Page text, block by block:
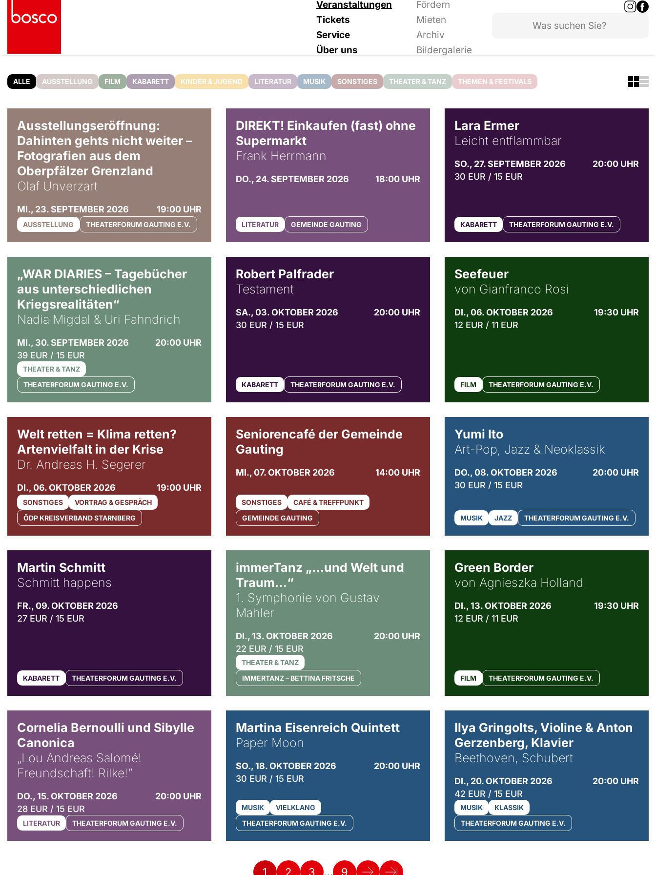
Veranstaltungen
Fördern
Tickets
Mieten
Service
Archiv
Über uns
Bildergalerie
ALLE AUSSTELLUNG FILM KABARETT KINDER & JUGEND LITERATUR MUSIK SONSTIGES THEATER & TANZ THEMEN & FESTIVALS
Ausstellungseröffnung:
Dahinten gehts nicht weiter –
Fotografien aus dem
Oberpfälzer Grenzland
Olaf Unverzart
MI., 23. SEPTEMBER 2026 19:00 UHR
AUSSTELLUNG THEATERFORUM GAUTING E.V.
DIREKT! Einkaufen (fast) ohne
Supermarkt
Frank Herrmann
DO., 24. SEPTEMBER 2026 18:00 UHR
LITERATUR GEMEINDE GAUTING
Lara Ermer
Leicht entflammbar
SO., 27. SEPTEMBER 2026
20:00 UHR
30 EUR / 15 EUR
KABARETT THEATERFORUM GAUTING E.V.
„WAR DIARIES – Tagebücher
aus unterschiedlichen
Kriegsrealitäten“
Nadia Migdal & Uri Fahndrich
MI., 30. SEPTEMBER 2026
20:00 UHR
39 EUR / 15 EUR
THEATER & TANZ
THEATERFORUM GAUTING E.V.
Robert Palfrader
Testament
SA., 03. OKTOBER 2026
20:00 UHR
30 EUR / 15 EUR
KABARETT THEATERFORUM GAUTING E.V.
Seefeuer
von Gianfranco Rosi
DI., 06. OKTOBER 2026
19:30 UHR
12 EUR / 11 EUR
FILM THEATERFORUM GAUTING E.V.
Welt retten = Klima retten?
Artenvielfalt in der Krise
Dr. Andreas H. Segerer
DI., 06. OKTOBER 2026 19:00 UHR
SONSTIGES
VORTRAG & GESPRÄCH
ÖDP KREISVERBAND STARNBERG
Seniorencafé der Gemeinde
Gauting
MI., 07. OKTOBER 2026 14:00 UHR
SONSTIGES
CAFÉ & TREFFPUNKT
GEMEINDE GAUTING
Yumi Ito
Art-Pop, Jazz & Neoklassik
DO., 08. OKTOBER 2026
20:00 UHR
30 EUR / 15 EUR
MUSIK JAZZ THEATERFORUM GAUTING E.V.
Martin Schmitt
Schmitt happens
FR., 09. OKTOBER 2026
27 EUR / 15 EUR
KABARETT THEATERFORUM GAUTING E.V.
immerTanz „…und Welt und
Traum…“
1. Symphonie von Gustav
Mahler
DI., 13. OKTOBER 2026
20:00 UHR
22 EUR / 15 EUR
THEATER & TANZ
IMMERTANZ – BETTINA FRITSCHE
Green Border
von Agnieszka Holland
DI., 13. OKTOBER 2026
19:30 UHR
12 EUR / 11 EUR
FILM THEATERFORUM GAUTING E.V.
Cornelia Bernoulli und Sibylle
Canonica
„Lou Andreas Salomé!
Freundschaft! Rilke!“
DO., 15. OKTOBER 2026
20:00 UHR
28 EUR / 15 EUR
LITERATUR THEATERFORUM GAUTING E.V.
Martina Eisenreich Quintett
Paper Moon
SO., 18. OKTOBER 2026
20:00 UHR
30 EUR / 15 EUR
MUSIK
VIELKLANG
THEATERFORUM GAUTING E.V.
Ilya Gringolts, Violine & Anton
Gerzenberg, Klavier
Beethoven, Schubert
DI., 20. OKTOBER 2026
20:00 UHR
42 EUR / 15 EUR
MUSIK
KLASSIK
THEATERFORUM GAUTING E.V.
1 2 3 … 9